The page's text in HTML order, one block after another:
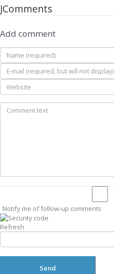
JComments
Add comment
Notify me of follow-up comments
Refresh
Send